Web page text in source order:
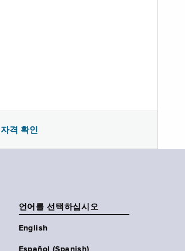
자격 확인
언어를 선택하십시오
English
Español (Spanish)